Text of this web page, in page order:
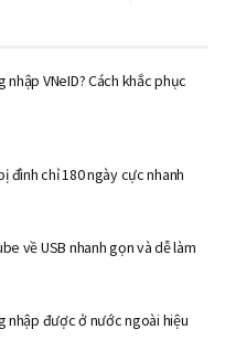
VNeID? Cách khắc phục
đình chỉ 180 ngày cực nhanh
về USB nhanh gọn và dễ làm
nhập được ở nước ngoài hiệu